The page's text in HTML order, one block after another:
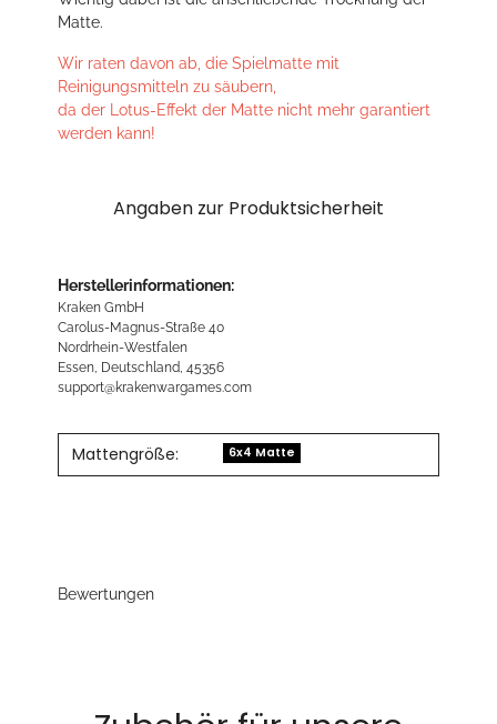
Matte.
Wir raten davon ab, die Spielmatte mit
Reinigungsmitteln zu säubern,
da der Lotus-Effekt der Matte nicht mehr garantiert
werden kann!
Angaben zur Produktsicherheit
Herstellerinformationen:
Kraken GmbH
Carolus-Magnus-Straße 40
Nordrhein-Westfalen
Essen, Deutschland, 45356
support@krakenwargames.com
Mattengröße: 6x4 Matte
Bewertungen